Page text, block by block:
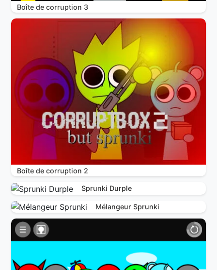
Boîte de corruption 3
Boîte de corruption 2
Sprunki Durple
Mélangeur Sprunki